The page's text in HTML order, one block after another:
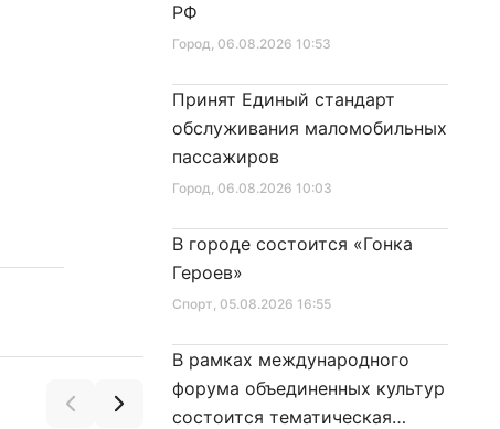
Город, 06.08.2026 10:53
РФ
Город, 06.08.2026 10:03
Принят Единый стандарт
обслуживания маломобильных
пассажиров
Спорт, 05.08.2026 16:55
В городе состоится «Гонка
Героев»
В рамках международного
форума объединенных культур
состоится тематическая